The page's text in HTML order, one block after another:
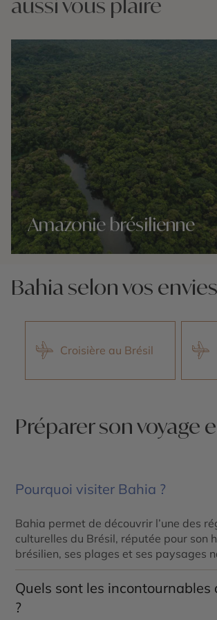
Amazonie brésilienne
Bahia selon vos envies
Croisière au Brésil
Préparer son voyage
Pourquoi visiter Bahia ?
Bahia permet de découvrir l’une des
culturelles du Brésil, réputée pour son
brésilien, ses plages et ses paysages
Quels sont les incontournables
?